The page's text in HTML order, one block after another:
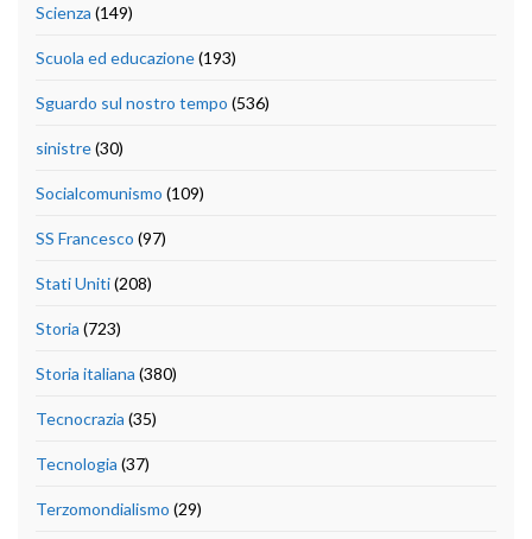
Scienza (149)
Scuola ed educazione(193)
Sguardo sul nostro tempo (536)
sinistre(30)
Socialcomunismo (109)
SS Francesco (97)
Stati Uniti(208)
Storia (723)
Storia italiana (380)
Tecnocrazia (35)
Tecnologia (37)
Terzomondialismo (29)